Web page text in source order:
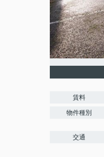
賃料
物件種別
交通